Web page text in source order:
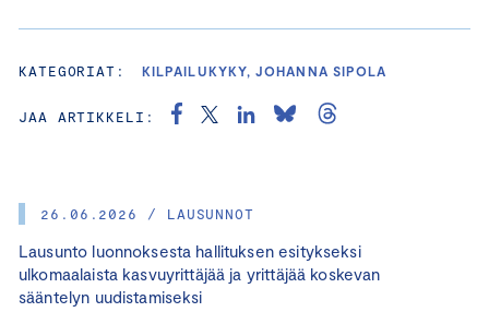
26.06.2026 / LAUSUNNOT
Lausunto luonnoksesta hallituksen esitykseksi
ulkomaalaista kasvuyrittäjää ja yrittäjää koskevan
sääntelyn uudistamiseksi
KATEGORIAT: KILPAILUKYKY, JOHANNA SIPOLA
JAA ARTIKKELI: